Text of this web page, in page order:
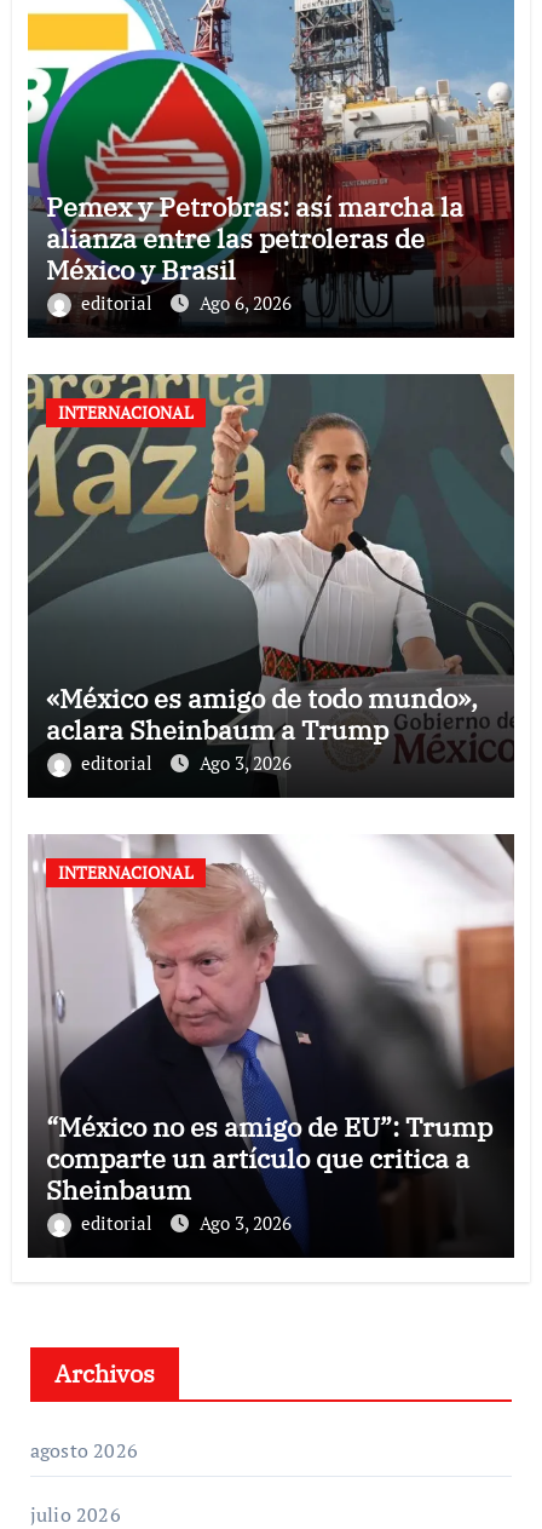
Pemex y Petrobras: así marcha la
alianza entre las petroleras de
México y Brasil
editorial Ago 6, 2026
INTERNACIONAL
«México es amigo de todo mundo»,
aclara Sheinbaum a Trump
editorial Ago 3, 2026
INTERNACIONAL
“México no es amigo de EU”: Trump
comparte un artículo que critica a
Sheinbaum
editorial Ago 3, 2026
Archivos
agosto 2026
julio 2026